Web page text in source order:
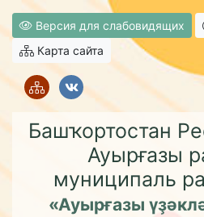
Версия для слабовидящих
Карта сайта
Башҡортостан
Ауырғазы
муниципаль
«Ауырғазы